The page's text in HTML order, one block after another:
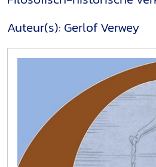
Auteur(s): Gerlof Verwey